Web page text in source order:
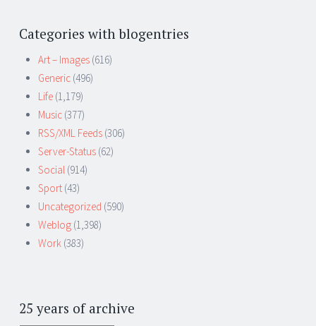
Categories with blogentries
Art – Images (616)
Generic (496)
Life (1,179)
Music (377)
RSS/XML Feeds (306)
Server-Status (62)
Social (914)
Sport (43)
Uncategorized (590)
Weblog (1,398)
Work (383)
25 years of archive